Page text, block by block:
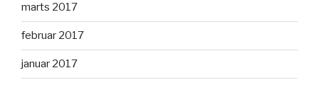
marts 2017
februar 2017
januar 2017